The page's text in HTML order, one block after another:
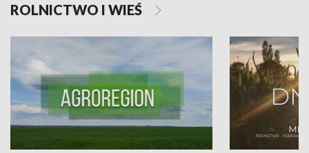
ROLNICTWO I WIEŚ